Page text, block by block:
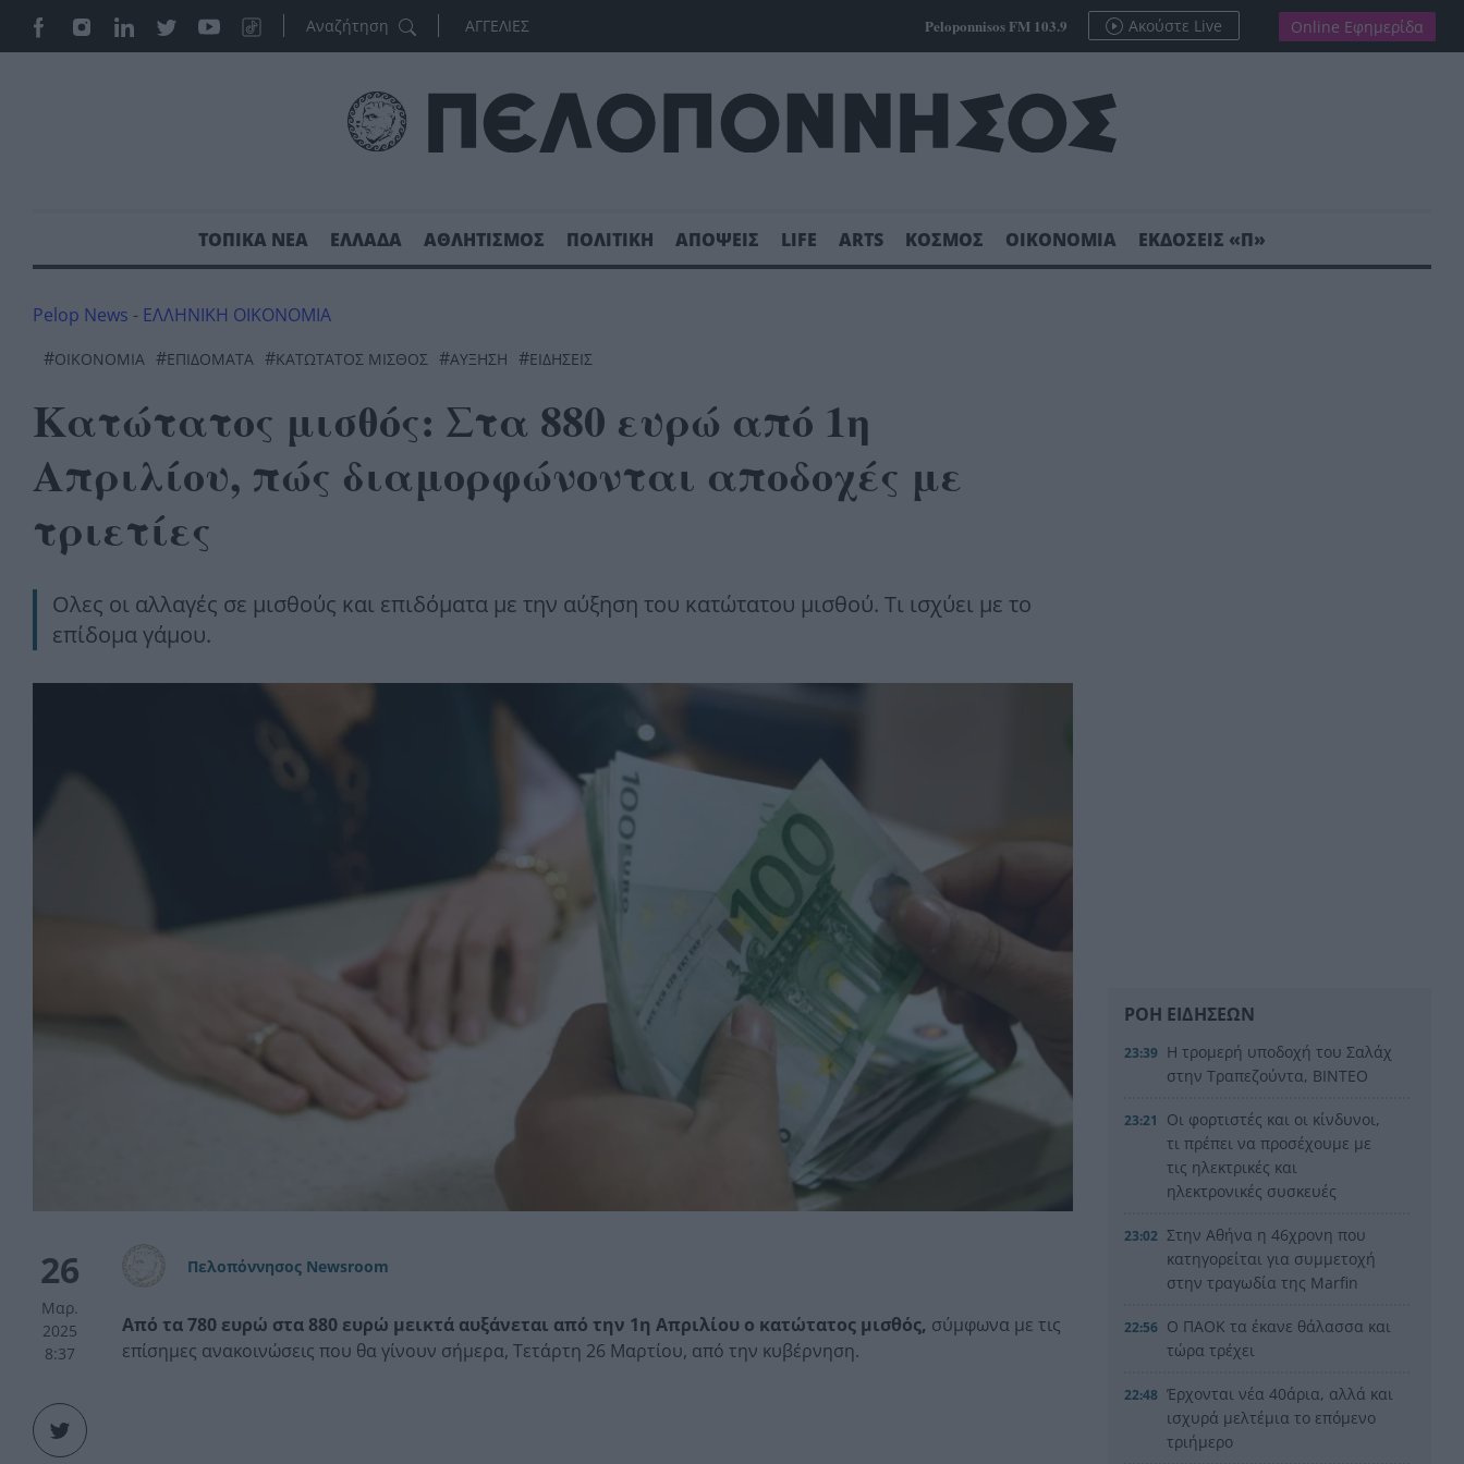
ΑΓΓΕΛΙΕΣ Peloponnisos FM 103.9 Ακούστε Live Online Εφημερίδα
ΤΟΠΙΚΑ ΝΕΑ ΕΛΛΑΔΑ ΑΘΛΗΤΙΣΜΟΣ ΠΟΛΙΤΙΚΗ ΑΠΟΨΕΙΣ LIFE ARTS ΚΟΣΜΟΣ ΟΙΚΟΝΟΜΙΑ ΕΚΔΟΣΕΙΣ «Π»
Pelop News - ΕΛΛΗΝΙΚΗ ΟΙΚΟΝΟΜΙΑ
#ΟΙΚΟΝΟΜΊΑ #ΕΠΙΔΌΜΑΤΑ #ΚΑΤΏΤΑΤΟΣ ΜΙΣΘΌΣ #ΑΥΞΗΣΗ #ΕΙΔΗΣΕΙΣ
Κατώτατος μισθός: Στα 880 ευρώ από 1η
Απριλίου, πώς διαμορφώνονται αποδοχές με
τριετίες
Ολες οι αλλαγές σε μισθούς και επιδόματα με την αύξηση του κατώτατου μισθού. Τι ισχύει με το
επίδομα γάμου.
26
Μαρ.
2025
8:37
Πελοπόννησος Newsroom
Aπό τα 780 ευρώ στα 880 ευρώ μεικτά αυξάνεται από την 1η Απριλίου ο κατώτατος μισθός, σύμφωνα με τις
επίσημες ανακοινώσεις που θα γίνουν σήμερα, Τετάρτη 26 Μαρτίου, από την κυβέρνηση.
ΡΟΗ ΕΙΔΗΣΕΩΝ
23:39 Η τρομερή υποδοχή του Σαλάχ
στην Τραπεζούντα, ΒΙΝΤΕΟ
23:21
Οι φορτιστές και οι κίνδυνοι,
τι πρέπει να προσέχουμε με
τις ηλεκτρικές και
ηλεκτρονικές συσκευές
23:02 Στην Αθήνα η 46χρονη που
κατηγορείται για συμμετοχή
στην τραγωδία της Marfin
22:56 Ο ΠΑΟΚ τα έκανε θάλασσα και
τώρα τρέχει
22:48 Έρχονται νέα 40άρια, αλλά και
ισχυρά μελτέμια το επόμενο
τριήμερο